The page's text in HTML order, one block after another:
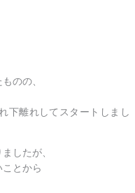
のの、
下離れしてスタートしまし
したが、
とから